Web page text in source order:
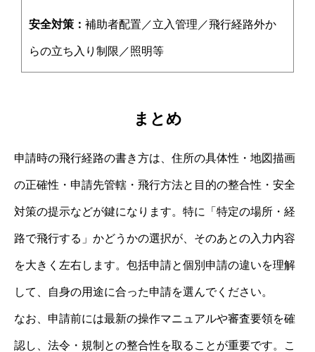
安全対策： 補助者配置／立入管理／飛行経路外か
らの立ち入り制限／照明等
まとめ
申請時の飛行経路の書き方は、住所の具体性・地図描画
の正確性・申請先管轄・飛行方法と目的の整合性・安全
対策の提示などが鍵になります。特に「特定の場所・経
路で飛行する」かどうかの選択が、そのあとの入力内容
を大きく左右します。包括申請と個別申請の違いを理解
して、自身の用途に合った申請を選んでください。
なお、申請前には最新の操作マニュアルや審査要領を確
認し、法令・規制との整合性を取ることが重要です。こ